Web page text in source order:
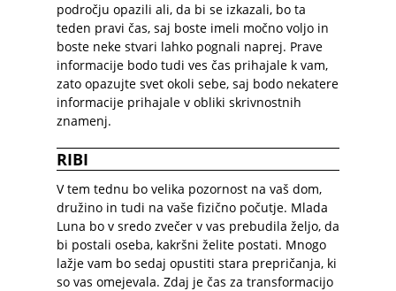
področju opazili ali, da bi se izkazali, bo ta
teden pravi čas, saj boste imeli močno voljo in
boste neke stvari lahko pognali naprej. Prave
informacije bodo tudi ves čas prihajale k vam,
zato opazujte svet okoli sebe, saj bodo nekatere
informacije prihajale v obliki skrivnostnih
znamenj.
RIBI
V tem tednu bo velika pozornost na vaš dom,
družino in tudi na vaše fizično počutje. Mlada
Luna bo v sredo zvečer v vas prebudila željo, da
bi postali oseba, kakršni želite postati. Mnogo
lažje vam bo sedaj opustiti stara prepričanja, ki
so vas omejevala. Zdaj je čas za transformacijo